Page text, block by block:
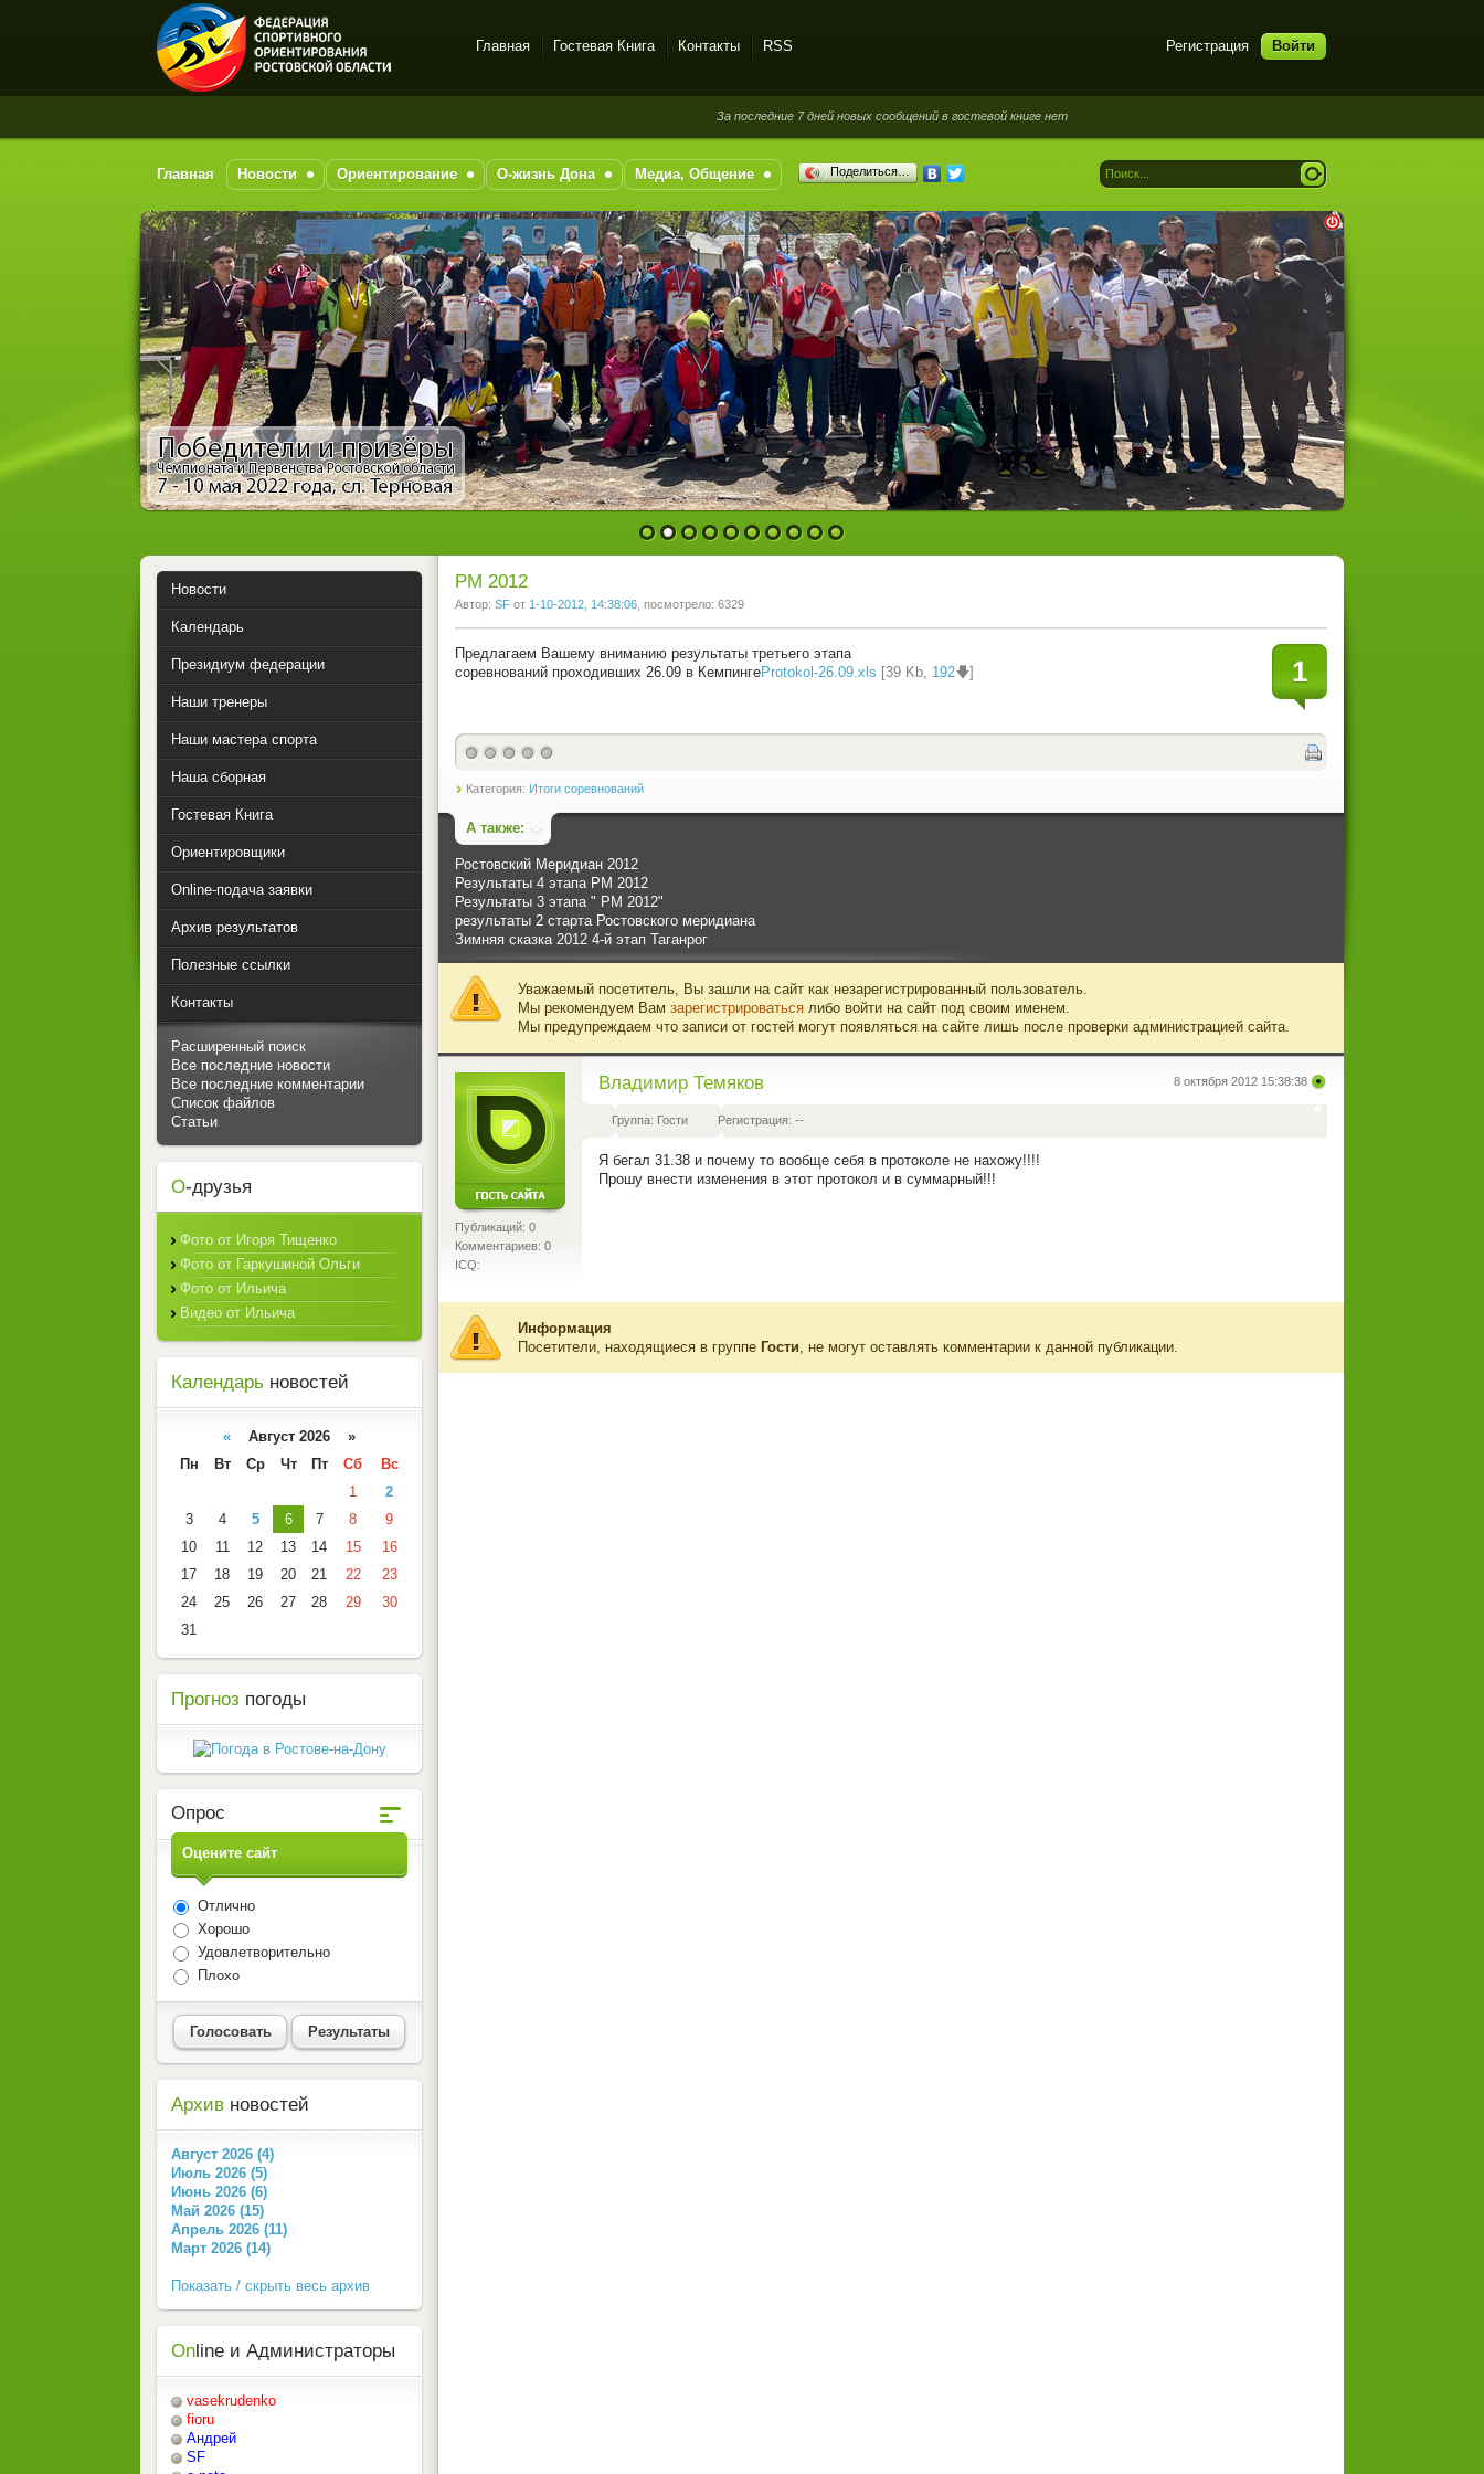
Спортивное
на-Дону
Регистрация Войти
Главная Гостевая Книга Контакты RSS
За последние 7 дней новых сообщений в гостевой книге нет
Главная Новости Ориентирование О-жизнь Дона Медиа, Общение Поделиться…
1 2 3 4 5 6 7 8 9 10
РМ 2012
Автор: SF от 1-10-2012, 14:38:06 , посмотрело: 6329
1
Предлагаем Вашему вниманию результаты третьего этапа
соревнований проходивших 26.09 в КемпингеProtokol-26.09.xls [39 Kb, 192🡇]
Категория: Итоги соревнований
А также:
Ростовский Меридиан 2012
Результаты 4 этапа РМ 2012
Результаты 3 этапа " РМ 2012"
результаты 2 старта Ростовского меридиана
Зимняя сказка 2012 4-й этап Таганрог
Уважаемый посетитель, Вы зашли на сайт как незарегистрированный пользователь.
Мы рекомендуем Вам зарегистрироваться либо войти на сайт под своим именем.
Мы предупреждаем что записи от гостей могут появляться на сайте лишь после проверки администрацией сайта.
Публикаций: 0
Комментариев: 0
ICQ:
8 октября 2012 15:38:38
Владимир Темяков
Группа: Гости Регистрация: --
Я бегал 31.38 и почему то вообще себя в протоколе не нахожу!!!!
Прошу внести изменения в этот протокол и в суммарный!!!
Информация
Посетители, находящиеся в группе Гости , не могут оставлять комментарии к данной публикации.
Новости
Календарь
Президиум федерации
Наши тренеры
Наши мастера спорта
Наша сборная
Гостевая Книга
Ориентировщики
Online-подача заявки
Архив результатов
Полезные ссылки
Контакты
Расширенный поиск
Все последние новости
Все последние комментарии
Список файлов
Статьи
О-друзья
Фото от Игоря Тищенко
Фото от Гаркушиной Ольги
Фото от Ильича
Видео от Ильича
Календарь новостей
« Август 2026 »
Пн
Вт Ср Чт Пт Сб
Вс
1
2
3
4 5 6 7 8
9
10
11 12 13 14 15
16
17
18 19 20 21 22
23
24
25 26 27 28 29
30
31
Прогноз погоды
Опрос
Оцените сайт
Отлично
Хорошо
Удовлетворительно
Плохо
Голосовать Результаты
Архив новостей
Август 2026 (4)
Июль 2026 (5)
Июнь 2026 (6)
Май 2026 (15)
Апрель 2026 (11)
Март 2026 (14)
Показать / скрыть весь архив
On line и Администраторы
vasekrudenko
fioru
Андрей
SF